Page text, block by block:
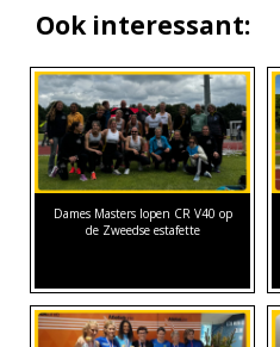
Ook interessant:
Dames Masters lopen CR V40 op
de Zweedse estafette